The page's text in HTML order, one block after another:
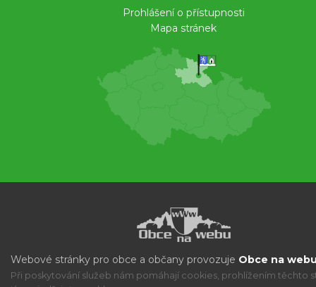
Prohlášení o přístupnosti
Mapa stránek
Webové stránky pro obce a občany provozuje Obce na
Při poskytování služeb nám pomáhají cookies, prohlížením těchto